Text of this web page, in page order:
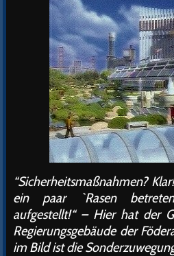
“Sicherheitsmaßnahmen?
ein paar `Rasen
aufgestellt!“ – Hier hat der
Regierungsgebäude der
im Bild ist die